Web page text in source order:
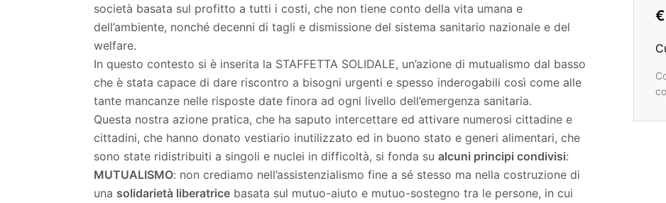
società basata sul profitto a tutti i costi, che non tiene conto della vita umana e
dell’ambiente, nonché decenni di tagli e dismissione del sistema sanitario nazionale e del
welfare.
In questo contesto si è inserita la STAFFETTA SOLIDALE, un’azione di mutualismo dal basso
che è stata capace di dare riscontro a bisogni urgenti e spesso inderogabili così come alle
tante mancanze nelle risposte date finora ad ogni livello dell’emergenza sanitaria.
Questa nostra azione pratica, che ha saputo intercettare ed attivare numerosi cittadine e
cittadini, che hanno donato vestiario inutilizzato ed in buono stato e generi alimentari, che
sono state ridistribuiti a singoli e nuclei in difficoltà, si fonda su alcuni principi condivisi:
MUTUALISMO: non crediamo nell’assistenzialismo fine a sé stesso ma nella costruzione di
una solidarietà liberatrice basata sul mutuo-aiuto e mutuo-sostegno tra le persone, in cui